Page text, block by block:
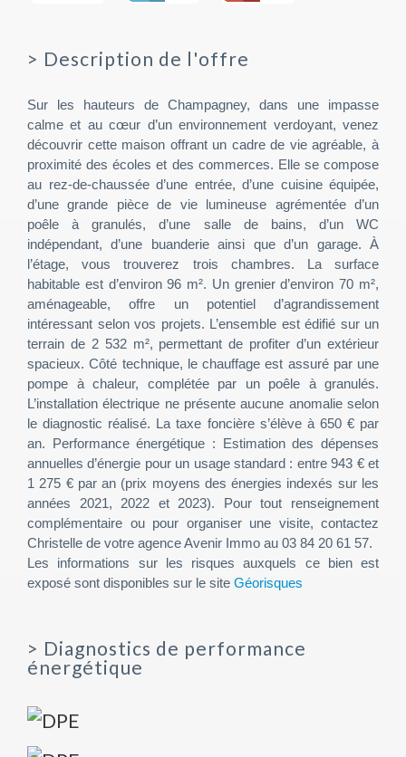
> Description de l'offre
Sur les hauteurs de Champagney, dans une impasse
calme et au cœur d’un environnement verdoyant, venez
découvrir cette maison offrant un cadre de vie agréable, à
proximité des écoles et des commerces. Elle se compose
au rez-de-chaussée d’une entrée, d’une cuisine équipée,
d’une grande pièce de vie lumineuse agrémentée d’un
poêle à granulés, d’une salle de bains, d’un WC
indépendant, d’une buanderie ainsi que d’un garage. À
l’étage, vous trouverez trois chambres. La surface
habitable est d’environ 96 m². Un grenier d’environ 70 m²,
aménageable, offre un potentiel d’agrandissement
intéressant selon vos projets. L’ensemble est édifié sur un
terrain de 2 532 m², permettant de profiter d’un extérieur
spacieux. Côté technique, le chauffage est assuré par une
pompe à chaleur, complétée par un poêle à granulés.
L’installation électrique ne présente aucune anomalie selon
le diagnostic réalisé. La taxe foncière s’élève à 650 € par
an. Performance énergétique : Estimation des dépenses
annuelles d’énergie pour un usage standard : entre 943 € et
1 275 € par an (prix moyens des énergies indexés sur les
années 2021, 2022 et 2023). Pour tout renseignement
complémentaire ou pour organiser une visite, contactez
Christelle de votre agence Avenir Immo au 03 84 20 61 57.
Les informations sur les risques auxquels ce bien est
exposé sont disponibles sur le site Géorisques
> Diagnostics de performance
énergétique